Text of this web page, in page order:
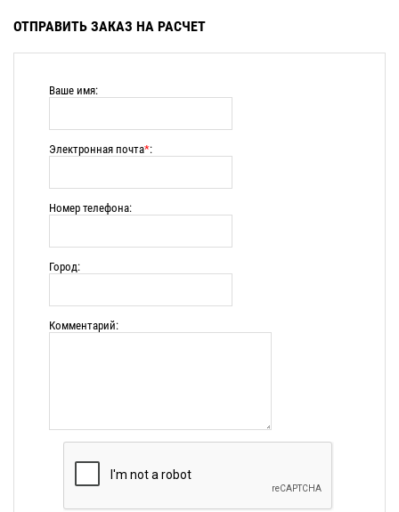
ОТПРАВИТЬ ЗАКАЗ НА РАСЧЕТ
Ваше имя:
Электронная почта*:
Номер телефона:
Город:
Комментарий: